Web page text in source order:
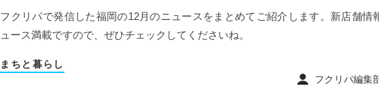
フクリパで発信した福岡の12月のニュースをまとめてご紹介します。新店舗情
ュース満載ですので、ぜひチェックしてくださいね。
まちと暮らし
フクリパ編集